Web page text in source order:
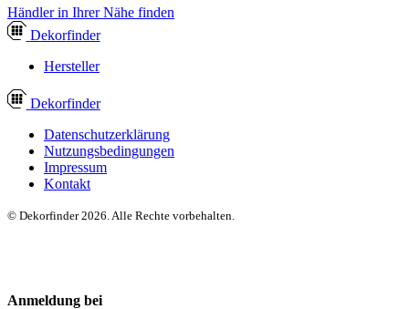
Händler in Ihrer Nähe finden
Dekorfinder
Hersteller
Dekorfinder
Datenschutzerklärung
Nutzungsbedingungen
Impressum
Kontakt
© Dekorfinder 2026. Alle Rechte vorbehalten.
Anmeldung bei